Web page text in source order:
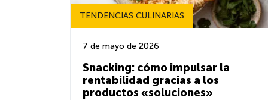
TENDENCIAS CULINARIAS
7 de mayo de 2026
Snacking: cómo impulsar la
rentabilidad gracias a los
productos «soluciones»